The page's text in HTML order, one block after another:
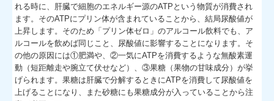
れる時に、肝臓で細胞のエネルギー源のATPという物質が消費され
ます。そのATPにプリン体が含まれていることから、結局尿酸値が
上昇します。そのため「プリン体ゼロ」のアルコール飲料でも、ア
ルコールを飲めば同じこと、尿酸値に影響することになります。そ
の他の原因には①肥満や、②一気にATPを消費するような無酸素運
動（短距離走や腕立て伏せなど）、③果糖（果物の甘味成分）が挙
げられます。果糖は肝臓で分解するときにATPを消費して尿酸値を
上げることになり、また砂糖にも果糖成分が入っていることから注